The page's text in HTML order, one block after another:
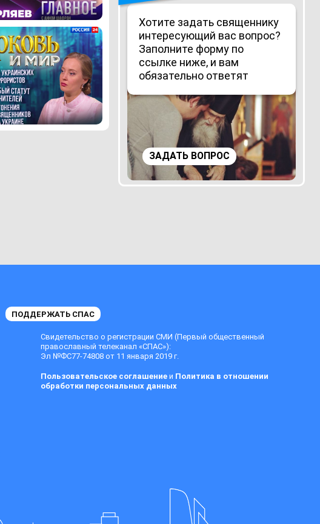
Хотите задать священнику
интересующий вас вопрос?
Заполните форму по
ссылке ниже, и вам
обязательно ответят
ЗАДАТЬ ВОПРОС
ПОДДЕРЖАТЬ СПАС
Свидетельство о регистрации СМИ (Первый общественный
православный телеканал «СПАС»):
Эл №ФС77-74808 от 11 января 2019 г.
Пользовательское соглашениеи Политика в отношении
обработки персональных данных